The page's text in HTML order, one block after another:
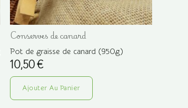
Conserves de canard
Pot de graisse de canard (950g)
10,50€
Ajouter Au Panier